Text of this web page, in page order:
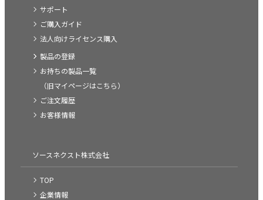
サポート
ご購入ガイド
法人向けライセンス購入
製品の登録
お持ちの製品一覧
（旧マイページはこちら）
ご注文履歴
お客様情報
ソースネクスト株式会社
TOP
企業情報